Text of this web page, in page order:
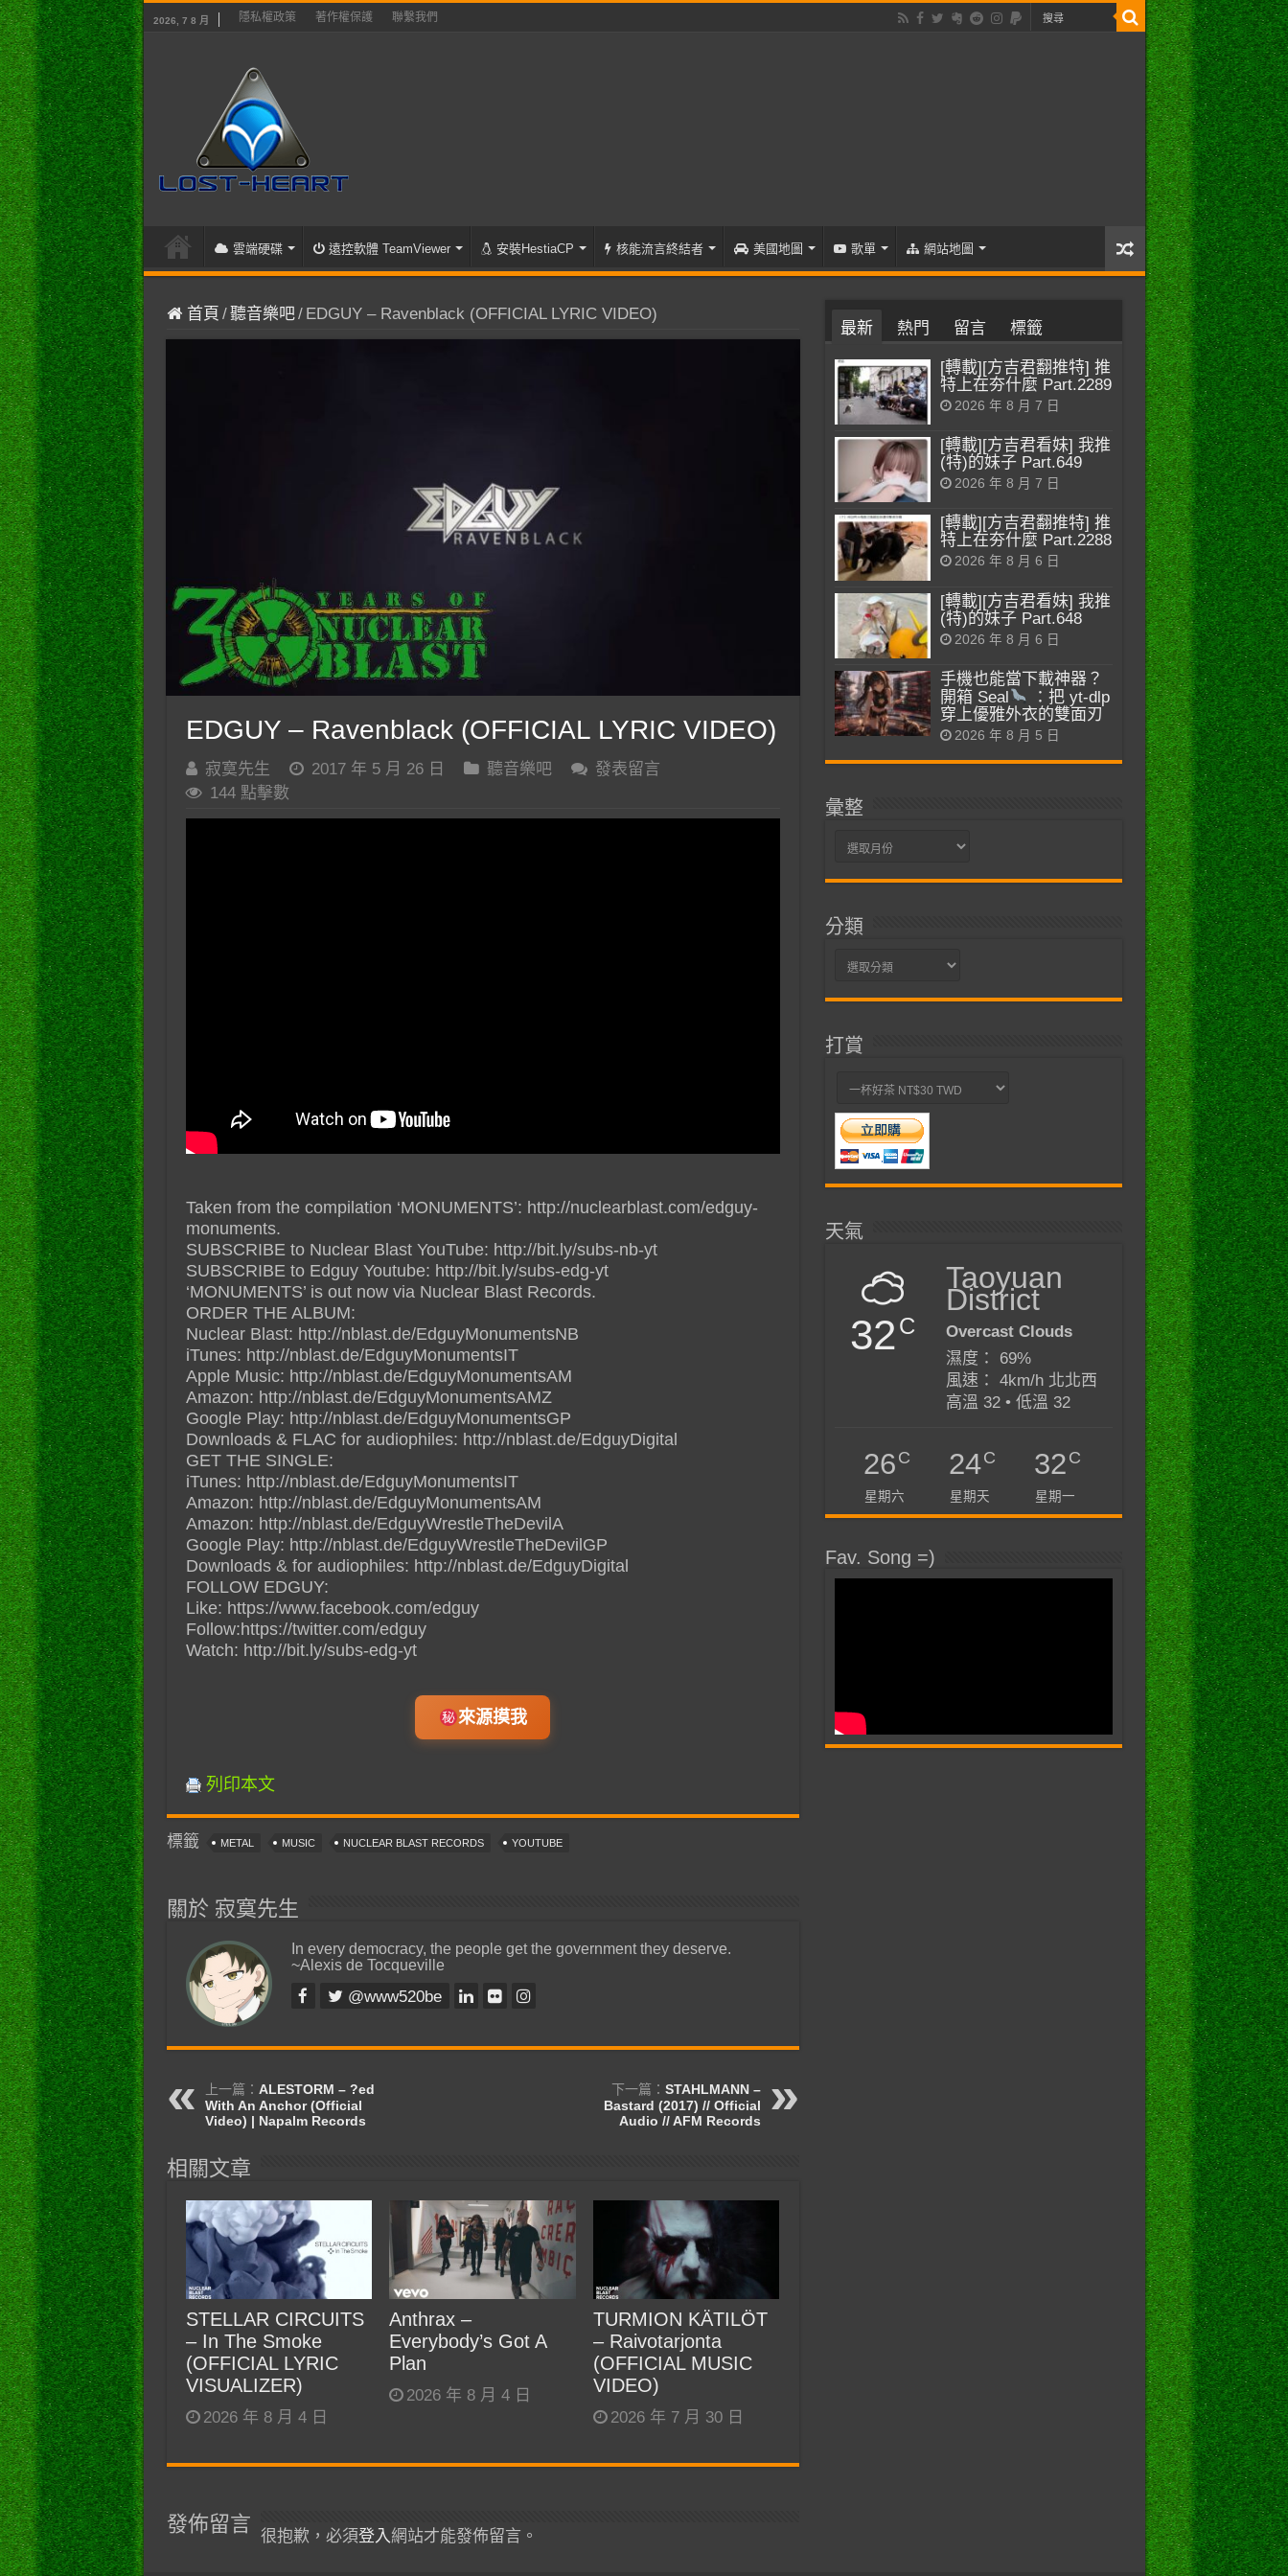
2026, 7 8 月 隱私權政策 著作權保護 聯繫我們
雲端硬碟 遠控軟體 TeamViewer 安裝HestiaCP 核能流言終結者 美國地圖 歌單 網站地圖
首頁 /聽音樂吧/ EDGUY – Ravenblack (OFFICIAL LYRIC VIDEO)
EDGUY – Ravenblack (OFFICIAL LYRIC VIDEO)
寂寞先生 2017 年 5 月 26 日 聽音樂吧
發表留言
144 點擊數
Taken from the compilation ‘MONUMENTS’: http://nuclearblast.com/edguy-
monuments.
SUBSCRIBE to Nuclear Blast YouTube: http://bit.ly/subs-nb-yt
SUBSCRIBE to Edguy Youtube: http://bit.ly/subs-edg-yt
‘MONUMENTS’ is out now via Nuclear Blast Records.
ORDER THE ALBUM:
Nuclear Blast: http://nblast.de/EdguyMonumentsNB
iTunes: http://nblast.de/EdguyMonumentsIT
Apple Music: http://nblast.de/EdguyMonumentsAM
Amazon: http://nblast.de/EdguyMonumentsAMZ
Google Play: http://nblast.de/EdguyMonumentsGP
Downloads & FLAC for audiophiles: http://nblast.de/EdguyDigital
GET THE SINGLE:
iTunes: http://nblast.de/EdguyMonumentsIT
Amazon: http://nblast.de/EdguyMonumentsAM
Amazon: http://nblast.de/EdguyWrestleTheDevilA
Google Play: http://nblast.de/EdguyWrestleTheDevilGP
Downloads & for audiophiles: http://nblast.de/EdguyDigital
FOLLOW EDGUY:
Like: https://www.facebook.com/edguy‎
Follow:https://twitter.com/edguy‎
Watch: http://bit.ly/subs-edg-yt
來源摸我
列印本文
標籤 METAL MUSIC NUCLEAR BLAST RECORDS YOUTUBE
關於 寂寞先生
In every democracy, the people get the government they deserve.
~Alexis de Tocqueville
@www520be
上一篇： ALESTORM – ?ed
With An Anchor (Official
Video) | Napalm Records
下一篇： STAHLMANN –
Bastard (2017) // Official
Audio // AFM Records
相關文章
STELLAR CIRCUITS
– In The Smoke
(OFFICIAL LYRIC
VISUALIZER)
2026 年 8 月 4 日
Anthrax –
Everybody’s Got A
Plan
2026 年 8 月 4 日
TURMION KÄTILÖT
– Raivotarjonta
(OFFICIAL MUSIC
VIDEO)
2026 年 7 月 30 日
發佈留言
很抱歉，必須登入網站才能發佈留言。
最新 熱門 留言 標籤
[轉載][方吉君翻推特] 推
特上在夯什麼 Part.2289
2026 年 8 月 7 日
[轉載][方吉君看妹] 我推
(特)的妹子 Part.649
2026 年 8 月 7 日
[轉載][方吉君翻推特] 推
特上在夯什麼 Part.2288
2026 年 8 月 6 日
[轉載][方吉君看妹] 我推
(特)的妹子 Part.648
2026 年 8 月 6 日
手機也能當下載神器？
開箱 Seal
：把 yt-dlp
穿上優雅外衣的雙面刃
2026 年 8 月 5 日
彙整
彙
分類
分
打賞
天氣
32C
Taoyuan
District
Overcast Clouds
濕度： 69%
風速： 4km/h 北北西
高溫 32 • 低溫 32
26C
星期六
24C
星期天
32C
星期一
Fav. Song =)